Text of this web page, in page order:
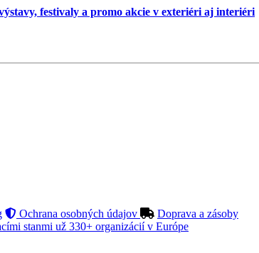
festivaly a promo akcie v exteriéri aj interiéri
Ochrana osobných údajov
Doprava a zásoby